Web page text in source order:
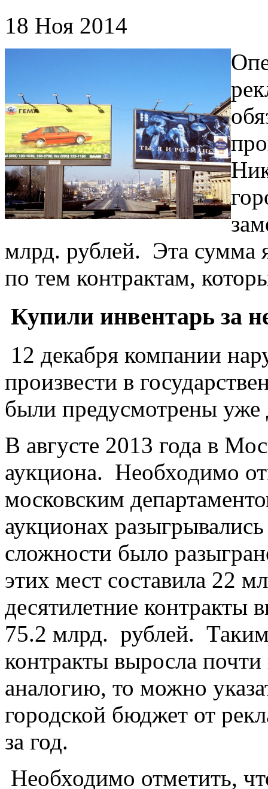
18 Ноя 2014
млрд. рублей. Эта сумма
по тем контрактам,
Купили инвентарь за
12 декабря компании
произвести в
были предусмотрены уже
В августе 2013 года в
аукциона. Необходимо
московским
аукционах
сложности было
этих мест составила 22
десятилетние контракты
75.2 млрд. рублей.
контракты выросла
аналогию, то можно
городской бюджет от
за год.
Необходимо отметить,